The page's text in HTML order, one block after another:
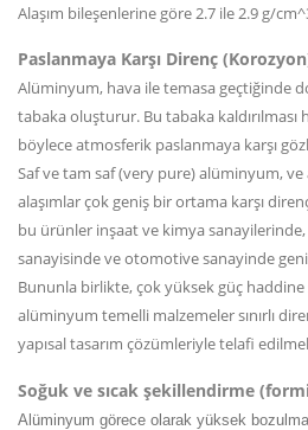
Alaşım bileşenlerine göre 2.7 ile 2.9 g/
Paslanmaya Karşı Direnç
Alüminyum, hava ile temasa geçtiğinde
tabaka oluşturur. Bu tabaka
böylece atmosferik paslanmaya karşı
Saf ve tam saf (very pure) alüminyum, ve
alaşımlar çok geniş bir ortama karşı
bu ürünler inşaat ve kimya
sanayisinde ve otomotive sanayinde
Bununla birlikte, çok yüksek güç
alüminyum temelli malzemeler sınırlı
yapısal tasarım çözümleriyle telafi
Soğuk ve sıcak şekillendirme
Alüminyum görece olarak yüksek